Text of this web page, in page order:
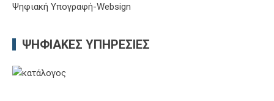
Ψηφιακή Υπογραφή-Websign
ΨΗΦΙΑΚΈΣ ΥΠΗΡΕΣΊΕΣ